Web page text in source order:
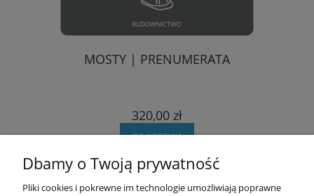
MOSTY | PRENUMERATA
320,00 zł
DO KOSZYKA
Dbamy o Twoją prywatność
Pliki cookies i pokrewne im technologie umożliwiają poprawne